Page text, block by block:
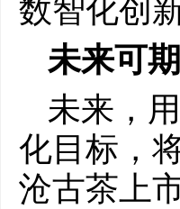
未来可
未来，
化目标，
沧古茶上